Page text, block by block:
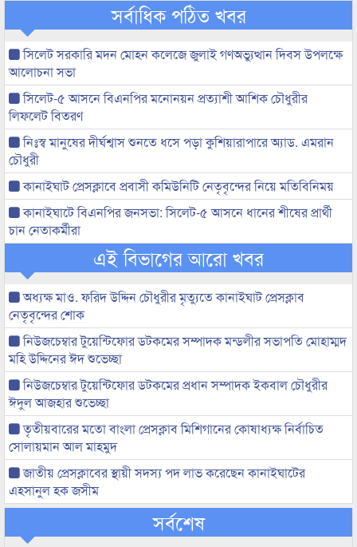
সর্বাধিক পঠিত খবর
সিলেট সরকারি মদন মোহন কলেজে জুলাই গণঅভ্যুত্থান দিবস উপলক্ষে
আলোচনা সভা
সিলেট-৫ আসনে বিএনপির মনোনয়ন প্রত্যাশী আশিক চৌধুরীর
লিফলেট বিতরণ
নিঃস্ব মানুষের দীর্ঘশ্বাস শুনতে ধসে পড়া কুশিয়ারাপারে অ্যাড. এমরান
চৌধুরী
কানাইঘাট প্রেসক্লাবে প্রবাসী কমিউনিটি নেতৃবৃন্দের নিয়ে মতিবিনিময়
কানাইঘাটে বিএনপির জনসভা: সিলেট-৫ আসনে ধানের শীষের প্রার্থী
চান নেতাকর্মীরা
এই বিভাগের আরো খবর
অধ্যক্ষ মাও. ফরিদ উদ্দিন চৌধুরীর মৃত্যুতে কানাইঘাট প্রেসক্লাব
নেতৃবৃন্দের শোক
নিউজচেম্বার টুয়েন্টিফোর ডটকমের সম্পাদক মন্ডলীর সভাপতি মোহাম্মদ
মহি উদ্দিনের ঈদ শুভেচ্ছা
নিউজচেম্বার টুয়েন্টিফোর ডটকমের প্রধান সম্পাদক ইকবাল চৌধুরীর
ঈদুল আজহার শুভেচ্ছা
তৃতীয়বারের মতো বাংলা প্রেসক্লাব মিশিগানের কোষাধ্যক্ষ নির্বাচিত
সোলায়মান আল মাহমুদ
জাতীয় প্রেসক্লাবের স্থায়ী সদস্য পদ লাভ করেছেন কানাইঘাটের
এহসানুল হক জসীম
সর্বশেষ